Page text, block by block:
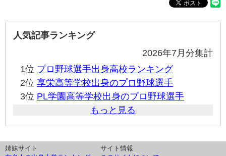
人気記事ランキング
2026年7月分集計
1位 プロ野球選手出身高校ランキング
2位 享栄高等学校出身のプロ野球選手
3位 PL学園高等学校出身のプロ野球選手
もっと見る
姉妹サイト
サイト情報